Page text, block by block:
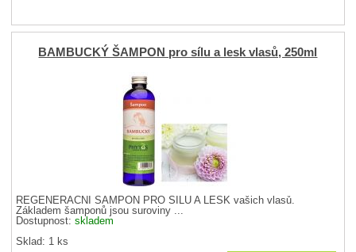
BAMBUCKÝ ŠAMPON pro sílu a lesk vlasů, 250ml
REGENERAČNÍ ŠAMPON PRO SÍLU A LESK vašich vlasů.
Základem šamponů jsou suroviny ...
Dostupnost:skladem
Sklad: 1 ks